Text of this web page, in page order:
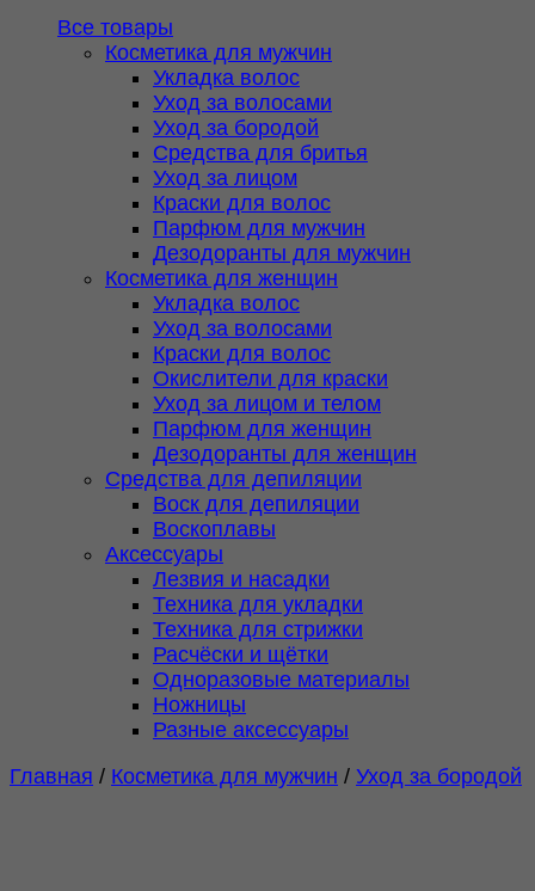
Все товары
Косметика для мужчин
Укладка волос
Уход за волосами
Уход за бородой
Средства для бритья
Уход за лицом
Краски для волос
Парфюм для мужчин
Дезодоранты для мужчин
Косметика для женщин
Укладка волос
Уход за волосами
Краски для волос
Окислители для краски
Уход за лицом и телом
Парфюм для женщин
Дезодоранты для женщин
Средства для депиляции
Воск для депиляции
Воскоплавы
Аксессуары
Лезвия и насадки
Техника для укладки
Техника для стрижки
Расчёски и щётки
Одноразовые материалы
Ножницы
Разные аксессуары
Главная / Косметика для мужчин / Уход за бородой